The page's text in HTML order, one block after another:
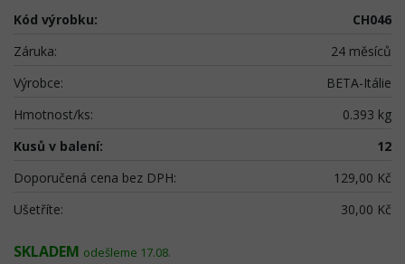
Kód výrobku:
CH046
Záruka:
24 měsíců
Výrobce:
BETA-Itálie
Hmotnost/ks:
0.393 kg
Kusů v balení:
12
Doporučená cena bez DPH:
129,00 Kč
Ušetříte:
30,00 Kč
SKLADEM odešleme 17.08.